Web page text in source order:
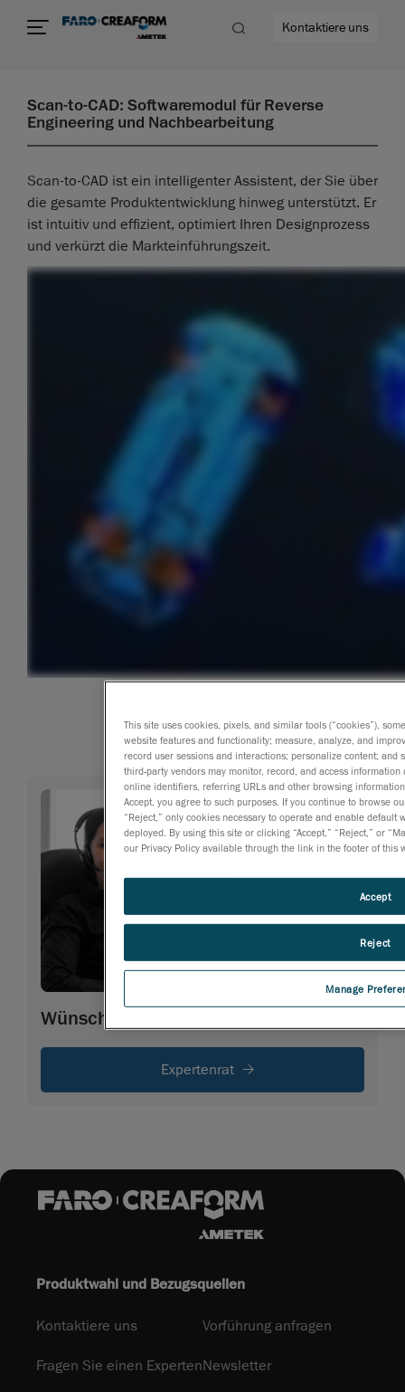
Kontaktiere uns
Scan-to-CAD: Softwaremodul für Reverse
Engineering und Nachbearbeitung
Scan-to-CAD ist ein intelligenter Assistent, der Sie über
die gesamte Produktentwicklung hinweg unterstützt. Er
ist intuitiv und effizient, optimiert Ihren Designprozess
und verkürzt die Markteinführungszeit.
Wünschen Sie weitere Informationen
Expertenrat
Produktwahl und Bezugsquellen
Kontaktiere uns Vorführung anfragen
Fragen Sie einen ExpertenNewsletter
This site uses cookies, pixels, and similar tools (“cookies”),
website features and functionality; measure, analyze, and
record user sessions and interactions; personalize content;
third-party vendors may monitor, record, and access
online identifiers, referring URLs and other browsing
Accept, you agree to such purposes. If you continue to browse
“Reject,” only cookies necessary to operate and enable
deployed. By using this site or clicking “Accept,” “Reject,” or
our Privacy Policy available through the link in the footer of this
Manage
Reject
Accept